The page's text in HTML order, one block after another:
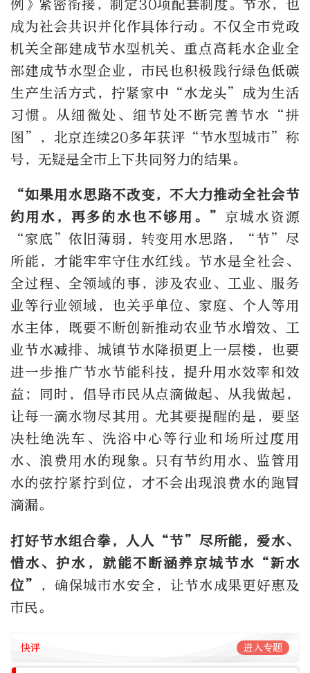
例》紧密衔接，制定30项配套制度。节水，也
成为社会共识并化作具体行动。不仅全市党政
机关全部建成节水型机关、重点高耗水企业全
部建成节水型企业，市民也积极践行绿色低碳
生产生活方式，拧紧家中“水龙头”成为生活
习惯。从细微处、细节处不断完善节水“拼
图”，北京连续20多年获评“节水型城市”称
号，无疑是全市上下共同努力的结果。
“如果用水思路不改变，不大力推动全社会节
约用水，再多的水也不够用。”
京城水资源
“家底”依旧薄弱，转变用水思路，“节”尽
所能，才能牢牢守住水红线。节水是全社会、
全过程、全领域的事，涉及农业、工业、服务
业等行业领域，也关乎单位、家庭、个人等用
水主体，既要不断创新推动农业节水增效、工
业节水减排、城镇节水降损更上一层楼，也要
进一步推广节水节能科技，提升用水效率和效
益；同时，倡导市民从点滴做起、从我做起，
让每一滴水物尽其用。尤其要提醒的是，要坚
决杜绝洗车、洗浴中心等行业和场所过度用
水、浪费用水的现象。只有节约用水、监管用
水的弦拧紧拧到位，才不会出现浪费水的跑冒
滴漏。
打好节水组合拳，人人“节”尽所能，爱水、
惜水、护水，就能不断涵养京城节水“新水
位”
，确保城市水安全，让节水成果更好惠及
市民。
快评 进入专题